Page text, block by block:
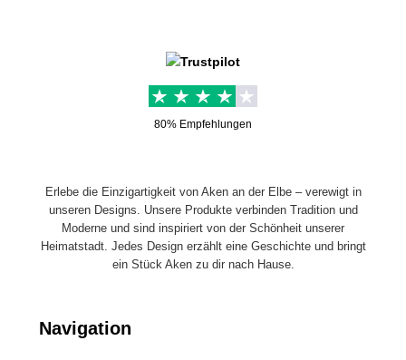
80% Empfehlungen
Erlebe die Einzigartigkeit von Aken an der Elbe – verewigt in
unseren Designs. Unsere Produkte verbinden Tradition und
Moderne und sind inspiriert von der Schönheit unserer
Heimatstadt. Jedes Design erzählt eine Geschichte und bringt
ein Stück Aken zu dir nach Hause.
Navigation